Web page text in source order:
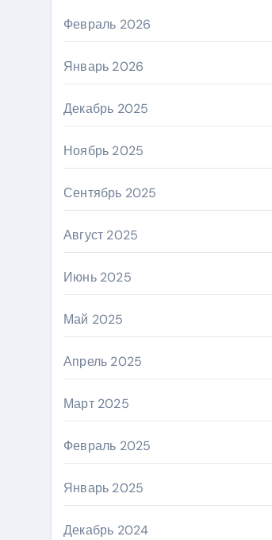
Февраль 2026
Январь 2026
Декабрь 2025
Ноябрь 2025
Сентябрь 2025
Август 2025
Июнь 2025
Май 2025
Апрель 2025
Март 2025
Февраль 2025
Январь 2025
Декабрь 2024